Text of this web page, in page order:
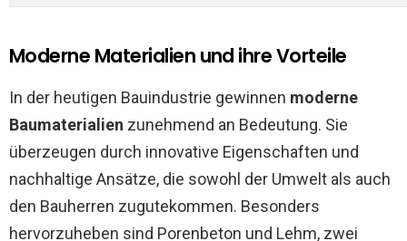
Moderne Materialien und ihre Vorteile
In der heutigen Bauindustrie gewinnen moderne
Baumaterialien zunehmend an Bedeutung. Sie
überzeugen durch innovative Eigenschaften und
nachhaltige Ansätze, die sowohl der Umwelt als auch
den Bauherren zugutekommen. Besonders
hervorzuheben sind Porenbeton und Lehm, zwei